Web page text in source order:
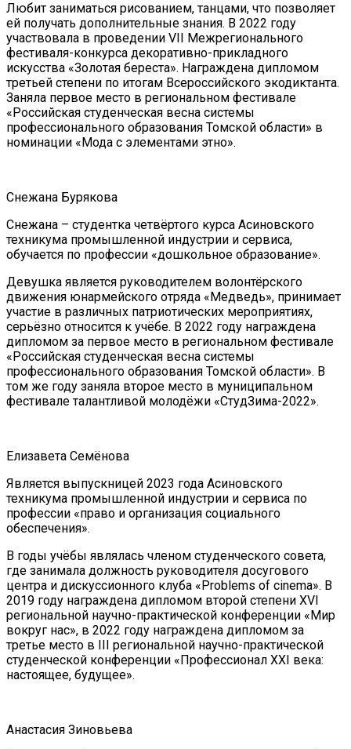
Любит заниматься рисованием, танцами, что позволяет
ей получать дополнительные знания. В 2022 году
участвовала в проведении VII Межрегионального
фестиваля-конкурса декоративно-прикладного
искусства «Золотая береста». Награждена дипломом
третьей степени по итогам Всероссийского экодиктанта.
Заняла первое место в региональном фестивале
«Российская студенческая весна системы
профессионального образования Томской области» в
номинации «Мода с элементами этно».
Снежана Бурякова
Снежана – студентка четвёртого курса Асиновского
техникума промышленной индустрии и сервиса,
обучается по профессии «дошкольное образование».
Девушка является руководителем волонтёрского
движения юнармейского отряда «Медведь», принимает
участие в различных патриотических мероприятиях,
серьёзно относится к учёбе. В 2022 году награждена
дипломом за первое место в региональном фестивале
«Российская студенческая весна системы
профессионального образования Томской области». В
том же году заняла второе место в муниципальном
фестивале талантливой молодёжи «СтудЗима-2022».
Елизавета Семёнова
Является выпускницей 2023 года Асиновского
техникума промышленной индустрии и сервиса по
профессии «право и организация социального
обеспечения».
В годы учёбы являлась членом студенческого совета,
где занимала должность руководителя досугового
центра и дискуссионного клуба «Problems of cinema». В
2019 году награждена дипломом второй степени XVI
региональной научно-практической конференции «Мир
вокруг нас», в 2022 году награждена дипломом за
третье место в III региональной научно-практической
студенческой конференции «Профессионал XXI века:
настоящее, будущее».
Анастасия Зиновьева